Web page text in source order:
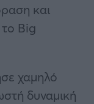
και
το Big
χαμηλό
δυναμική